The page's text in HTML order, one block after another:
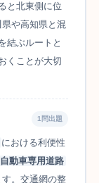
と北東側に位
や高知県と混
結ぶルートと
くことが大切
1問出題
における利便性
自動車専用道路
。交通網の整